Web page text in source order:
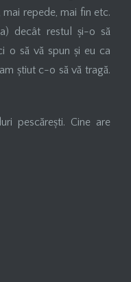
mai repede, mai fin etc.
decât restul și-o să
o să vă spun și eu ca
știut c-o să vă tragă.
pescărești. Cine are